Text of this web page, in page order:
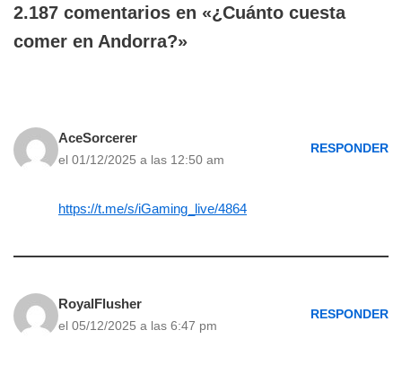
2.187 comentarios en «¿Cuánto cuesta
comer en Andorra?»
AceSorcerer
el 01/12/2025 a las 12:50 am
RESPONDER
https://t.me/s/iGaming_live/4864
RoyalFlusher
el 05/12/2025 a las 6:47 pm
RESPONDER